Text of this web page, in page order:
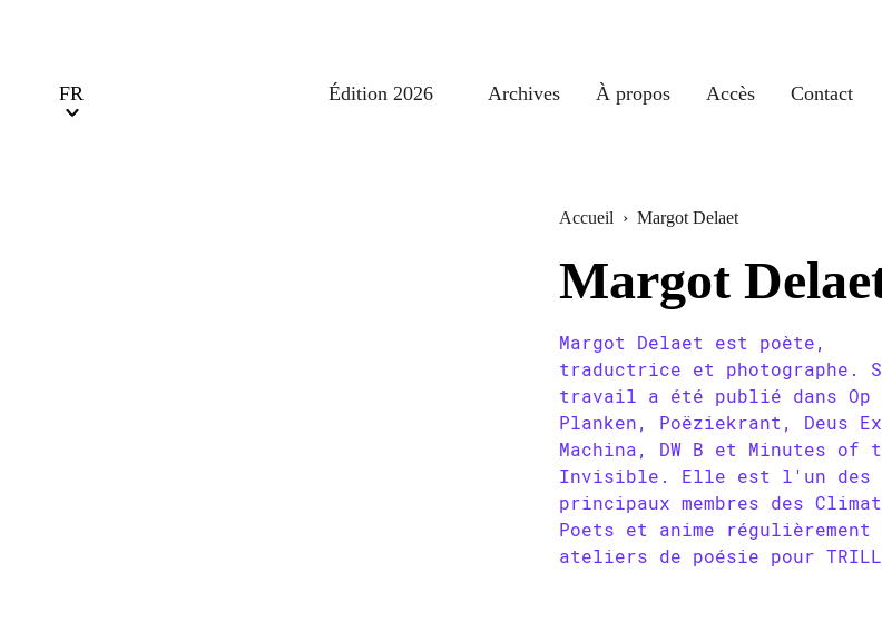
Édition 2026 Archives À propos Accès Contact
Accueil › Margot Delaet
Margot
Margot Delaet est poète,
traductrice et photographe.
travail a été publié dans Op
Planken, Poëziekrant, Deus Ex
Machina, DW B et Minutes of
Invisible. Elle est l'un des
principaux membres des
Poets et anime régulièrement
ateliers de poésie pour